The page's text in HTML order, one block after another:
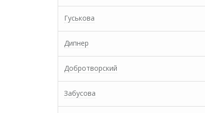
Гуськова
Дипнер
Добротворский
Забусова